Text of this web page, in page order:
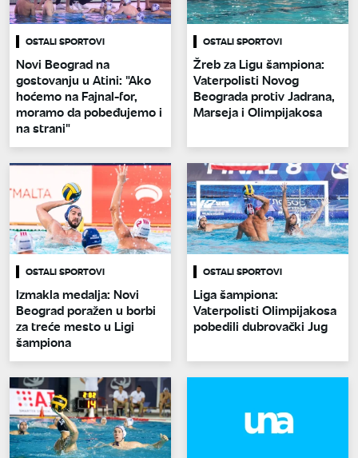
OSTALI SPORTOVI
Novi Beograd na
gostovanju u Atini: "Ako
hoćemo na Fajnal-for,
moramo da pobeđujemo i
na strani"
OSTALI SPORTOVI
Žreb za Ligu šampiona:
Vaterpolisti Novog
Beograda protiv Jadrana,
Marseja i Olimpijakosa
OSTALI SPORTOVI
Izmakla medalja: Novi
Beograd poražen u borbi
za treće mesto u Ligi
šampiona
OSTALI SPORTOVI
Liga šampiona:
Vaterpolisti Olimpijakosa
pobedili dubrovački Jug